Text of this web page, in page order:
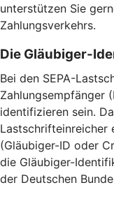
unterstützen Sie
Zahlungsverkehrs.
Die Gläubiger-
Bei den SEPA-
Zahlungsempfänger
identifizieren sein.
Lastschrifteinreicher
(Gläubiger-ID oder
die Gläubiger-
der Deutschen